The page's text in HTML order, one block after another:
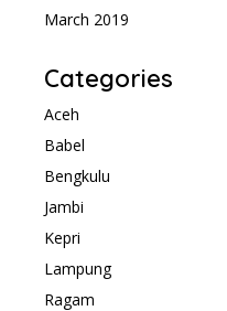
March 2019
Categories
Aceh
Babel
Bengkulu
Jambi
Kepri
Lampung
Ragam